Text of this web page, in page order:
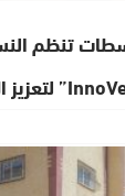
تنظم